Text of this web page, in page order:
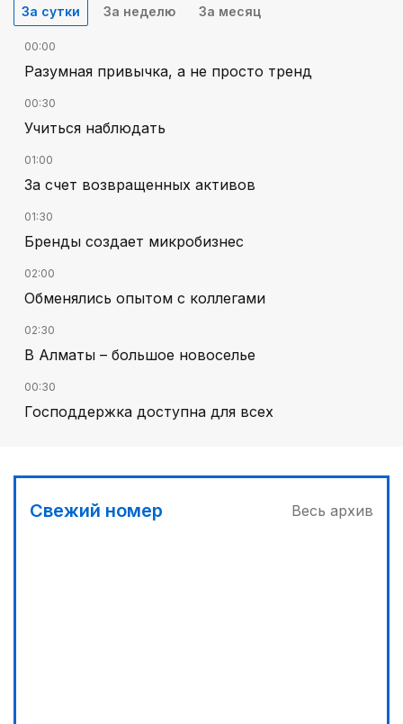
За сутки За неделю За месяц
00:00
Разумная привычка, а не просто тренд
00:30
Учиться наблюдать
01:00
За счет возвращенных активов
01:30
Бренды создает микробизнес
02:00
Обменялись опытом с коллегами
02:30
В Алматы – большое новоселье
00:30
Господдержка доступна для всех
Продолжаются инспекционные поездки
Свежий номер Весь архив